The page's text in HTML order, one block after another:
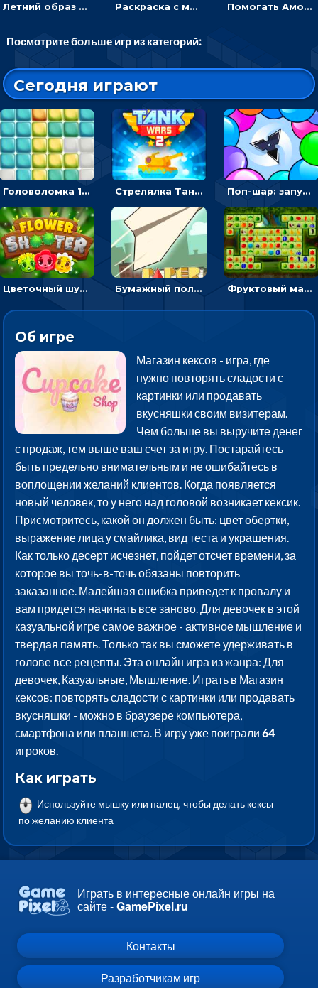
Летний образ для подруг: переодевать девочек для прогулки Раскраска с матрешками для девочек Помогать Амонг Ас бежать из комнаты через преграды - приключения
Посмотрите больше игр из категорий:
Сегодня играют
Головоломка 10х10 Стрелялка Танковые войны: бить по танку врага, чтобы уничтожить зло Поп-шар: запускать колючку, чтобы лопать воздушные шарики
Цветочный шутер: стрелять пчелками по цветам Бумажный полет: бросай самолетик и собери бонусы Фруктовый маджонг - найти одинаковые плитки головоломки
Об игре
Магазин кексов - игра, где
нужно повторять сладости с
картинки или продавать
вкусняшки своим визитерам.
Чем больше вы выручите денег
с продаж, тем выше ваш счет за игру. Постарайтесь
быть предельно внимательным и не ошибайтесь в
воплощении желаний клиентов. Когда появляется
новый человек, то у него над головой возникает кексик.
Присмотритесь, какой он должен быть: цвет обертки,
выражение лица у смайлика, вид теста и украшения.
Как только десерт исчезнет, пойдет отсчет времени, за
которое вы точь-в-точь обязаны повторить
заказанное. Малейшая ошибка приведет к провалу и
вам придется начинать все заново. Для девочек в этой
казуальной игре самое важное - активное мышление и
твердая память. Только так вы сможете удерживать в
голове все рецепты. Эта онлайн игра из жанра: Для
девочек, Казуальные, Мышление. Играть в Магазин
кексов: повторять сладости с картинки или продавать
вкусняшки - можно в браузере компьютера,
смартфона или планшета. В игру уже поиграли64
игроков.
Как играть
Используйте мышку или палец, чтобы делать кексы
по желанию клиента
Играть в интересные онлайн игры на
сайте -GamePixel.ru
Контакты
Разработчикам игр